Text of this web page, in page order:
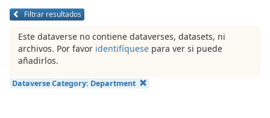
Filtrar resultados
Este dataverse no contiene dataverses, datasets, ni
archivos. Por favor identifíquese para ver si puede
añadirlos.
Dataverse Category: Department